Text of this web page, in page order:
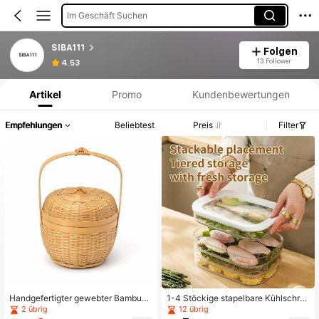
Im Geschäft Suchen
SIBA111
4.53
Folgen
13 Follower
Produktinformation: Preisangabe, Verkaufs- und Lagerbestandsdetails.
Artikel Promo Kundenbewertungen
Empfehlungen Beliebtest Preis Filter
Handgefertigter gewebter Bambus-
Minikorb mit Deckel und Griff, hand
2 übrig
1-4 Stöckige stapelbare Kühlschra
nk-Fleischaufbewahrungsbox mit D
12 übrig